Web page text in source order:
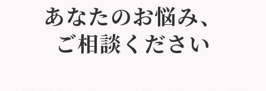
あなたのお悩み、
ご相談ください